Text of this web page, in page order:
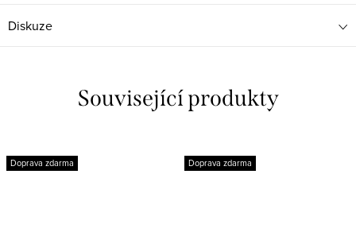
Diskuze
Související produkty
Doprava zdarma Doprava zdarma